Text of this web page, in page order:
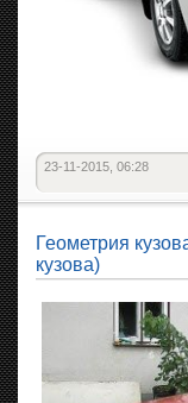
23-11-2015, 06:28
Геометрия
кузова)